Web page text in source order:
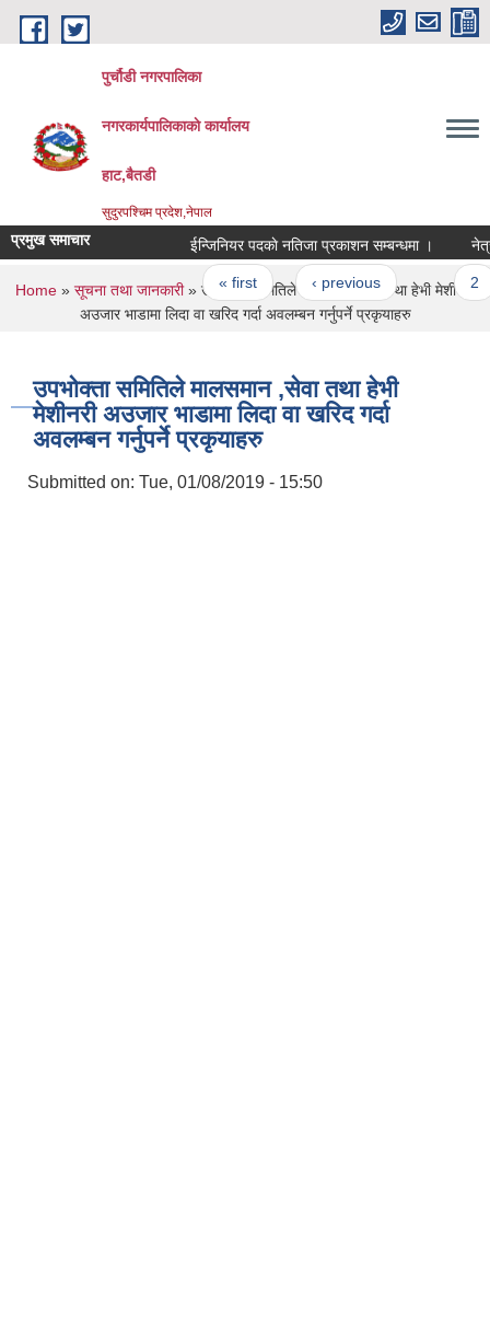
Skip to main content
पुर्चौडी नगरपालिका
नगरकार्यपालिकाकाे कार्यालय
हाट,बैतडी
सुदुरपश्चिम प्रदेश,नेपाल
प्रमुख समाचार ईन्जिनियर पदकाे नतिजा प्रकाशन सम्बन्धमा । नेत्र
Pages
« first ‹ previous … 2
You are here
Home » सूचना तथा जानकारी» उपभोक्ता समितिले मालसमान ,सेवा तथा हेभी मेशीनरी
अउजार भाडामा लिदा वा खरिद गर्दा अवलम्बन गर्नुपर्ने प्रकृयाहरु
उपभोक्ता समितिले मालसमान ,सेवा तथा हेभी
मेशीनरी अउजार भाडामा लिदा वा खरिद गर्दा
अवलम्बन गर्नुपर्ने प्रकृयाहरु
Submitted on: Tue, 01/08/2019 - 15:50